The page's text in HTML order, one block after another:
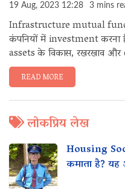
19 Aug, 2023 12:28 3 mins
Infrastructure mutual
कंपनियों में investment
assets के विकास, रखरखाव
READ MORE
लोकप्रिय लेख
Housing
कमाता है? यह